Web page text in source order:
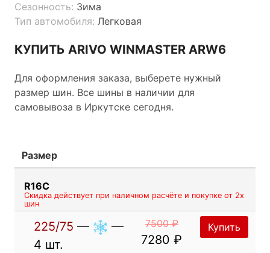
Сезонность: Зима
Тип автомобиля: Легковая
КУПИТЬ ARIVO WINMASTER ARW6
Для оформления заказа, выберете нужный
размер шин. Все шины в наличии для
самовывоза в Иркутске сегодня.
Размер
R16C
Скидка действует при наличном расчёте и покупке от 2х
шин
225/75 —
—
4 шт.
7500 ₽
7280 ₽
Купить